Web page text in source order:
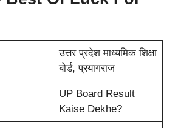
उत्तर प्रदेश माध्यमिक शिक्षा
बोर्ड, प्रयागराज
UP Board Result
Kaise Dekhe?